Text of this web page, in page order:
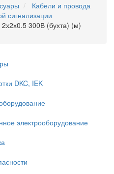
Кабели и провода
сигнализации
300В (бухта) (м)
DKC, IEK
электрооборудование